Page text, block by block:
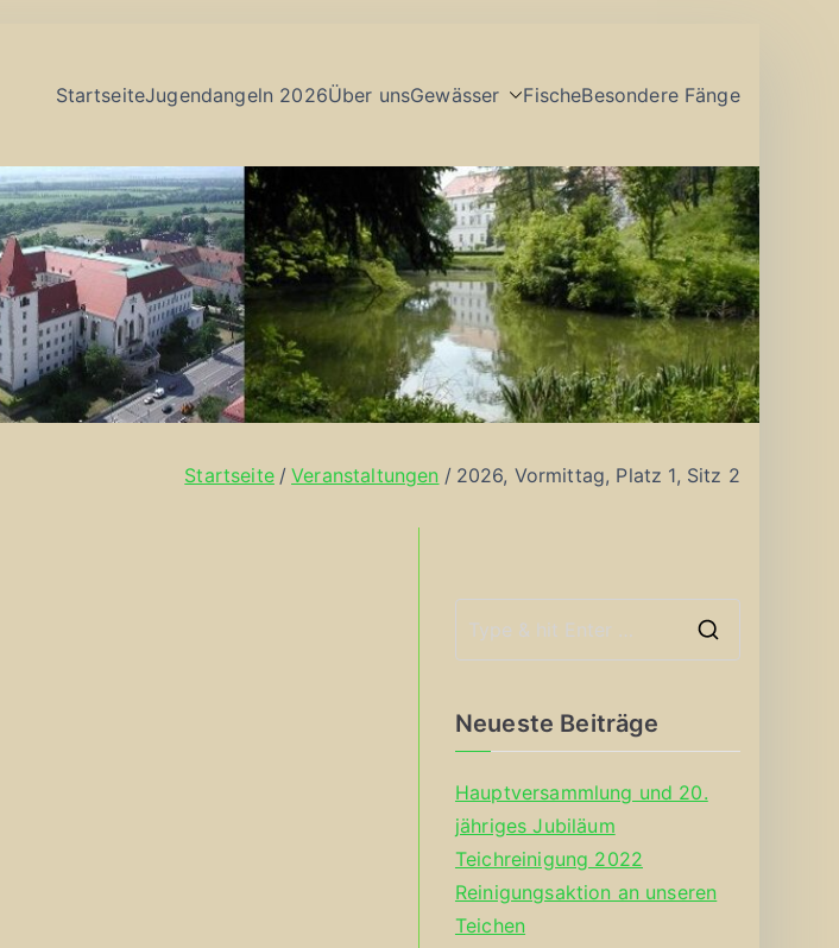
StartseiteJugendangeln 2026Über unsGewässer FischeBesondere Fänge
Startseite Veranstaltungen 2026, Vormittag, Platz 1, Sitz 2
Neueste Beiträge
Hauptversammlung und 20.
jähriges Jubiläum
Teichreinigung 2022
Reinigungsaktion an unseren
Teichen